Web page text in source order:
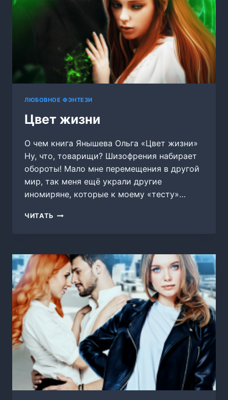
ЛЮБОВНОЕ ФЭНТЕЗИ
Цвет жизни
О чем книга Янышева Ольга «Цвет жизни»
Ну, что, товарищи? Шизофрения набирает
обороты! Мало мне перемещения в другой
мир, так меня ещё украли другие
иномиряне, которые к моему «тесту»…
ЧИТАТЬ ЦВЕТ